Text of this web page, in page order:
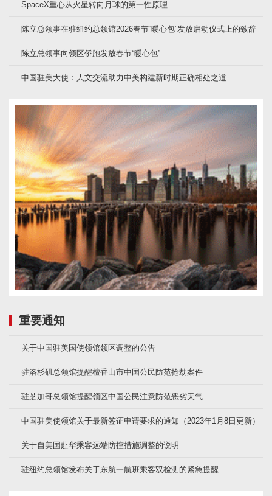
SpaceX重心从火星转向月球的第一性原理
陈立总领事在驻纽约总领馆2026春节“暖心包”发放启动仪式上的致辞
陈立总领事向领区侨胞发放春节“暖心包”
中国驻美大使：人文交流助力中美构建新时期正确相处之道
重要通知
关于中国驻美国使领馆领区调整的公告
驻洛杉矶总领馆提醒檀香山市中国公民防范抢劫案件
驻芝加哥总领馆提醒领区中国公民注意防范恶劣天气
中国驻美使领馆关于最新签证申请要求的通知（2023年1月8日更新）
关于自美国赴华乘客远端防控措施调整的说明
驻纽约总领馆发布关于东航一航班乘客双检测的紧急提醒